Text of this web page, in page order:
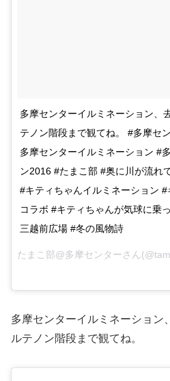
多摩センターイルミネーション
テノン階段まで観てね。 #多摩セ
多摩センターイルミネーション #
ン2016 #たまこ部 #奥に川が流れ
#キティちゃんイルミネーション
コラボ #キティちゃんが気球に乗
三越前広場 #冬の風物詩
多摩センターイルミネーショ
ルテノン階段まで観てね。